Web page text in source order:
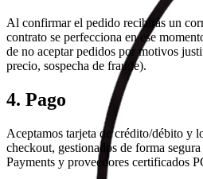
Al confirmar el pedido recibirás un
contrato se perfecciona en ese
de no aceptar pedidos por motivos
precio, sospecha de fraude).
4. Pago
Aceptamos tarjeta de crédito/débito y
checkout, gestionados de forma
Payments y proveedores certificados